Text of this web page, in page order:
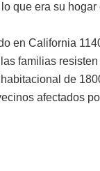
que era su
en California
familias
de
afectados